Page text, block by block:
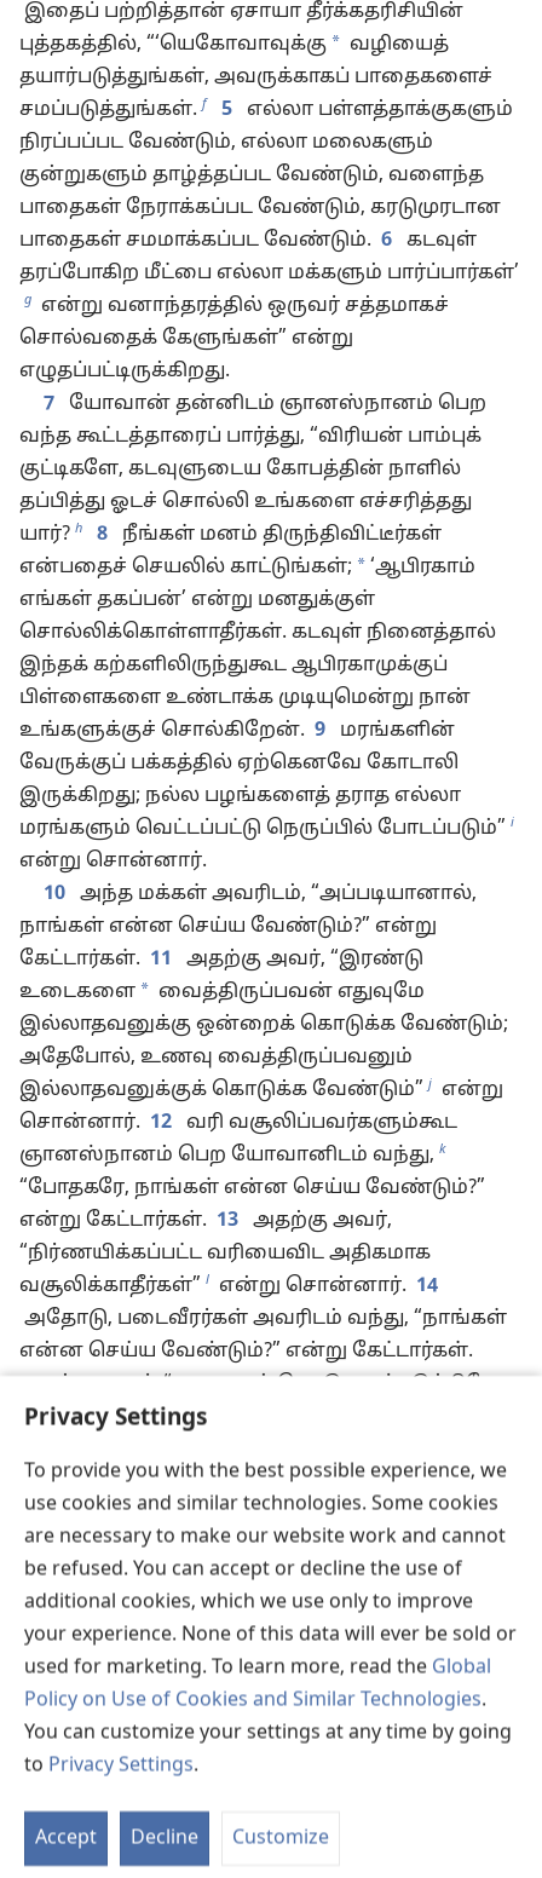
Privacy Settings
To provide you with the best possible experience, we
use cookies and similar technologies. Some cookies
are necessary to make our website work and cannot
be refused. You can accept or decline the use of
additional cookies, which we use only to improve
your experience. None of this data will ever be sold or
used for marketing. To learn more, read the Global
Policy on Use of Cookies and Similar Technologies.
You can customize your settings at any time by going
to Privacy Settings.
Accept Decline Customize
இதைப் பற்றித்தான் ஏசாயா தீர்க்கதரிசியின்
புத்தகத்தில், “‘யெகோவாவுக்கு * வழியைத்
தயார்படுத்துங்கள், அவருக்காகப் பாதைகளைச்
சமப்படுத்துங்கள். f 5
எல்லா பள்ளத்தாக்குகளும்
நிரப்பப்பட வேண்டும், எல்லா மலைகளும்
குன்றுகளும் தாழ்த்தப்பட வேண்டும், வளைந்த
பாதைகள் நேராக்கப்பட வேண்டும், கரடுமுரடான
பாதைகள் சமமாக்கப்பட வேண்டும். 6 கடவுள்
தரப்போகிற மீட்பை எல்லா மக்களும் பார்ப்பார்கள்’
g
என்று வனாந்தரத்தில் ஒருவர் சத்தமாகச்
சொல்வதைக் கேளுங்கள்” என்று
எழுதப்பட்டிருக்கிறது.
7
யோவான் தன்னிடம் ஞானஸ்நானம் பெற
வந்த கூட்டத்தாரைப் பார்த்து, “விரியன் பாம்புக்
குட்டிகளே, கடவுளுடைய கோபத்தின் நாளில்
தப்பித்து ஓடச் சொல்லி உங்களை எச்சரித்தது
யார்? h 8
நீங்கள் மனம் திருந்திவிட்டீர்கள்
என்பதைச் செயலில் காட்டுங்கள்; * ‘ஆபிரகாம்
எங்கள் தகப்பன்’ என்று மனதுக்குள்
சொல்லிக்கொள்ளாதீர்கள். கடவுள் நினைத்தால்
இந்தக் கற்களிலிருந்துகூட ஆபிரகாமுக்குப்
பிள்ளைகளை உண்டாக்க முடியுமென்று நான்
உங்களுக்குச் சொல்கிறேன். 9
மரங்களின்
வேருக்குப் பக்கத்தில் ஏற்கெனவே கோடாலி
இருக்கிறது; நல்ல பழங்களைத் தராத எல்லா
மரங்களும் வெட்டப்பட்டு நெருப்பில் போடப்படும்” i
என்று சொன்னார்.
10 அந்த மக்கள் அவரிடம், “அப்படியானால்,
நாங்கள் என்ன செய்ய வேண்டும்?” என்று
கேட்டார்கள். 11
அதற்கு அவர், “இரண்டு
உடைகளை * வைத்திருப்பவன் எதுவுமே
இல்லாதவனுக்கு ஒன்றைக் கொடுக்க வேண்டும்;
அதேபோல், உணவு வைத்திருப்பவனும்
இல்லாதவனுக்குக் கொடுக்க வேண்டும்” j
என்று
சொன்னார். 12
வரி வசூலிப்பவர்களும்கூட
ஞானஸ்நானம் பெற யோவானிடம் வந்து, k
“போதகரே, நாங்கள் என்ன செய்ய வேண்டும்?”
என்று கேட்டார்கள். 13 அதற்கு அவர்,
“நிர்ணயிக்கப்பட்ட வரியைவிட அதிகமாக
வசூலிக்காதீர்கள்” l என்று சொன்னார். 14
அதோடு, படைவீரர்கள் அவரிடம் வந்து, “நாங்கள்
என்ன செய்ய வேண்டும்?” என்று கேட்டார்கள்.
அதற்கு அவர், “யாரையும் கொடுமைப்படுத்தியோ,
யார்மீதும் பொய்க் குற்றம் சுமத்தியோ எதையும்
கொடுக்கப்படுவதை *வைத்துத் திருப்தியாக
இருங்கள்” என்று சொன்னார்.
15 அந்தச் சமயத்தில் மக்கள் எல்லாரும்
கிறிஸ்துவை எதிர்பார்த்துக்கொண்டிருந்தார்கள்;
அதனால் தங்கள் இதயத்தில், “இவர்தான்
கிறிஸ்துவாக இருப்பாரோ?”
n என்று
யோவானைப் பற்றி யோசித்தார்கள். 16 அதனால்
யோவான் அவர்கள் எல்லாரிடமும், “நான்
உங்களுக்குத் தண்ணீரால் ஞானஸ்நானம்
கொடுக்கிறேன். ஆனால், என்னைவிட வல்லவர்
ஒருவர் வரப்போகிறார், அவருடைய
செருப்புகளின் வார்களை அவிழ்க்கக்கூட